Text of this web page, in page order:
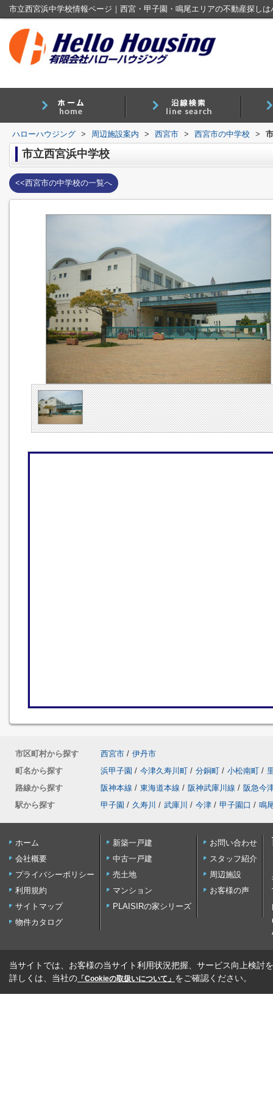
市立西宮浜中学校情報ページ｜西宮・甲子園・鳴尾エリアの不動産探し
ハローハウジング > 周辺施設案内 > 西宮市 > 西宮市の中学校 >
市立西宮浜中学校
<<西宮市の中学校の一覧へ
市区町村から探す 西宮市 / 伊丹市
町名から探す
浜甲子園 / 今津久寿川町 / 分銅町 / 小松南町 /
路線から探す
阪神本線 / 東海道本線 / 阪神武庫川線 / 阪急今
駅から探す
甲子園 / 久寿川 / 武庫川 / 今津 / 甲子園口 / 鳴
ホーム
会社概要
プライバシーポリシー
利用規約
サイトマップ
物件カタログ
新築一戸建
中古一戸建
売土地
マンション
PLAISIRの家シリーズ
お問い合わせ
スタッフ紹介
周辺施設
お客様の声
当サイトでは、お客様の当サイト利用状況把握、サービス向上検討
詳しくは、当社の 「Cookieの取扱いについて」 をご確認ください。